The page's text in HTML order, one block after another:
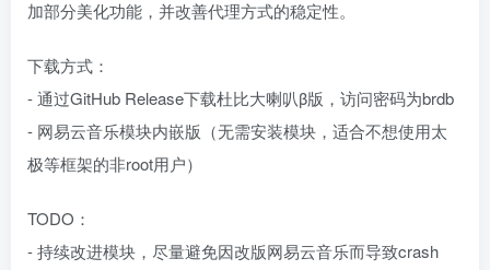
加部分美化功能，并改善代理方式的稳定性。
下载方式：
- 通过GitHub Release下载杜比大喇叭β版，访问密码为brdb
- 网易云音乐模块内嵌版（无需安装模块，适合不想使用太
极等框架的非root用户）
TODO：
- 持续改进模块，尽量避免因改版网易云音乐而导致crash